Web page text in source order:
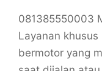
081385550003
Layanan
bermotor yang